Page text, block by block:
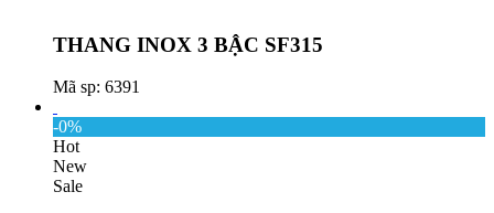
THANG INOX 3 BẬC SF315
Mã sp: 6391
-0%
Hot
New
Sale